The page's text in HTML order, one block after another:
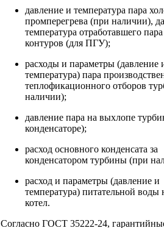
давление и температура пара
промперегрева (при наличии),
температура отработавшего
контуров (для ПГУ);
расходы и параметры (давление
температура) пара
теплофикационного отборов
наличии);
давление пара на выхлопе
конденсаторе);
расход основного конденсата за
конденсатором турбины (при
расход и параметры (давление и
температура) питательной воды
котел.
Согласно ГОСТ 35222-24,